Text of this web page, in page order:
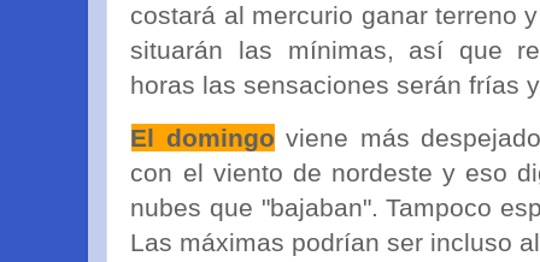
costará al mercurio ganar terreno
situarán las mínimas, así que
horas las sensaciones serán frías
El domingo viene más
con el viento de nordeste y eso
nubes que "bajaban". Tampoco
Las máximas podrían ser incluso